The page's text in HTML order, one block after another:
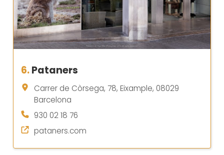
6.Pataners
Carrer de Còrsega, 78, Eixample, 08029
Barcelona
930 02 18 76
pataners.com